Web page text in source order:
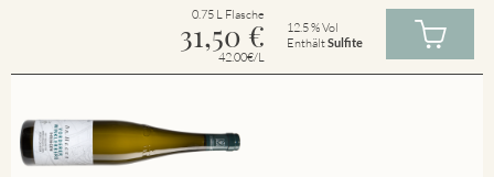
0.75 L Flasche
31,50 €
42.00€/L
12.5 % Vol
EnthältSulfite